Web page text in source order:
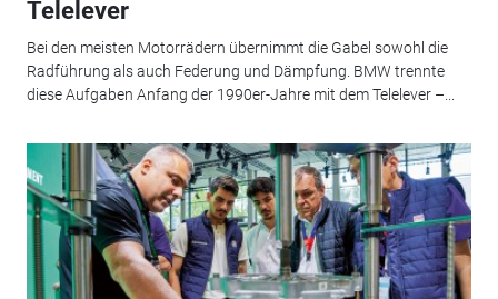
Telelever
Bei den meisten Motorrädern übernimmt die Gabel sowohl die
Radführung als auch Federung und Dämpfung. BMW trennte
diese Aufgaben Anfang der 1990er-Jahre mit dem Telelever –...